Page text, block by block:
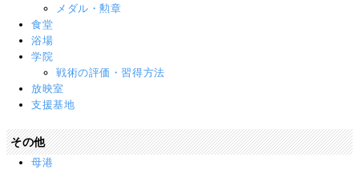
メダル・勲章
食堂
浴場
学院
戦術の評価・習得方法
放映室
支援基地
その他
母港